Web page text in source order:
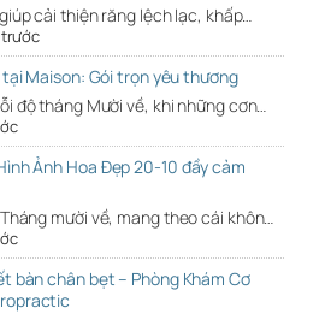
cải thiện răng lệch lạc, khấp…
trước
Maison: Gói trọn yêu thương
độ tháng Mười về, khi những cơn…
Ảnh Hoa Đẹp 20-10 đầy cảm
mười về, mang theo cái khôn…
bàn chân bẹt – Phòng Khám Cơ